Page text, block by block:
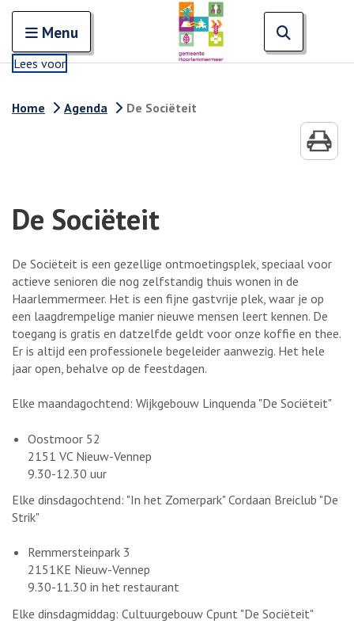
Open en sluit het
Menu
Lees voor
Home Agenda De Sociëteit
De Sociëteit
De Sociëteit is een gezellige ontmoetingsplek, speciaal voor
actieve senioren die nog zelfstandig thuis wonen in de
Haarlemmermeer. Het is een fijne gastvrije plek, waar je op
een laagdrempelige manier nieuwe mensen leert kennen. De
toegang is gratis en datzelfde geldt voor onze koffie en thee.
Er is altijd een professionele begeleider aanwezig. Het hele
jaar open, behalve op de feestdagen.
Elke maandagochtend: Wijkgebouw Linquenda "De Sociëteit"
Oostmoor 52
2151 VC Nieuw-Vennep
9.30-12.30 uur
Elke dinsdagochtend: "In het Zomerpark" Cordaan Breiclub "De
Strik"
Remmersteinpark 3
2151KE Nieuw-Vennep
9.30-11.30 in het restaurant
Elke dinsdagmiddag: Cultuurgebouw Cpunt "De Sociëteit"